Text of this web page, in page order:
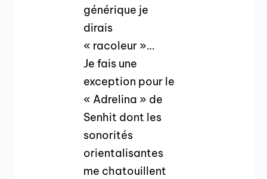
générique je
dirais
« racoleur »…
Je fais une
exception pour le
« Adrelina » de
Senhit dont les
sonorités
orientalisantes
me chatouillent